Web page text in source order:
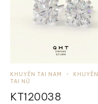
KHUYÊN TAI NAM
KHUYÊN
TAI NỮ
KT120038